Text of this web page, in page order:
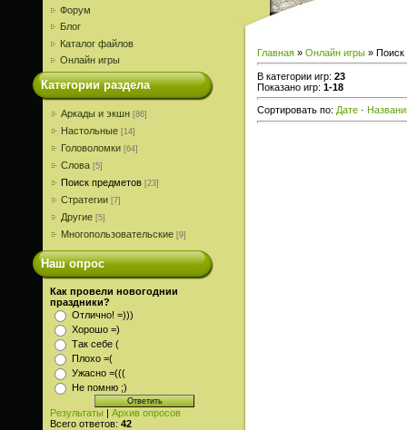
Форум
Блог
Каталог файлов
Онлайн игры
Категории раздела
Аркады и экшн [86]
Настольные [14]
Головоломки [64]
Слова [5]
Поиск предметов [23]
Стратегии [7]
Другие [5]
Многопользовательские [9]
Наш опрос
Как провели новогоднии
праздники?
Отлично! =)))
Хорошо =)
Так себе (
Плохо =(
Ужасно =(((
Не помню ;)
Результаты | Архив опросов
Всего ответов: 42
Главная » Онлайн игры » Поиск
В категории игр: 23
Показано игр: 1-18
Сортировать по: Дате ·